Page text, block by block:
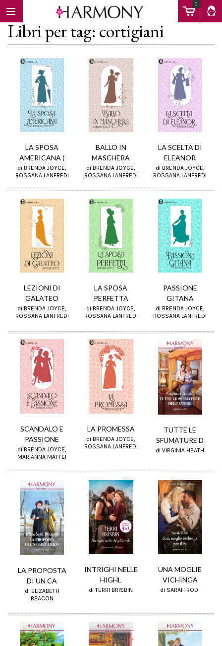
0
EBOOK
Libri per tag: cortigiani
LA SPOSA
AMERICANA (
di BRENDA JOYCE,
ROSSANA LANFREDI
BALLO IN
MASCHERA
di BRENDA JOYCE,
ROSSANA LANFREDI
LA SCELTA DI
ELEANOR
di BRENDA JOYCE,
ROSSANA LANFREDI
LEZIONI DI
GALATEO
di BRENDA JOYCE,
ROSSANA LANFREDI
LA SPOSA
PERFETTA
di BRENDA JOYCE,
ROSSANA LANFREDI
PASSIONE
GITANA
di BRENDA JOYCE,
ROSSANA LANFREDI
SCANDALO E
PASSIONE
di BRENDA JOYCE,
MARIANNA MATTEI
LA PROMESSA
di BRENDA JOYCE,
ROSSANA LANFREDI
TUTTE LE
SFUMATURE D
di VIRGINIA HEATH
LA PROPOSTA
DI UN CA
di ELIZABETH
BEACON
INTRIGHI NELLE
HIGHL
di TERRI BRISBIN
UNA MOGLIE
VICHINGA
di SARAH RODI